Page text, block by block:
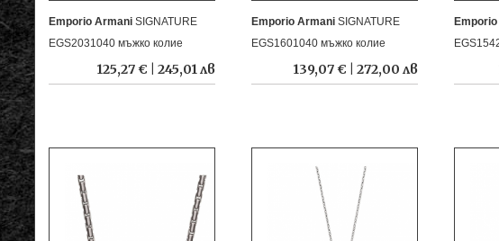
Emporio Armani SIGNATURE
EGS2031040 мъжко колие
125,27 € | 245,01 лв
Emporio Armani SIGNATURE
EGS1601040 мъжко колие
139,07 € | 272,00 лв